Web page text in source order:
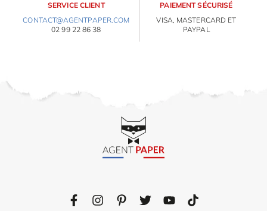
SERVICE CLIENT
CONTACT@AGENTPAPER.COM
02 99 22 86 38
PAIEMENT SÉCURISÉ
VISA, MASTERCARD ET
PAYPAL